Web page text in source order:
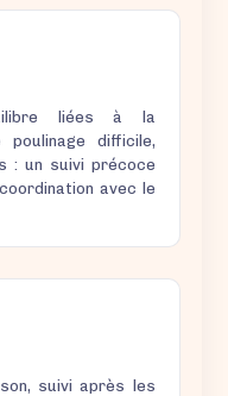
liées à la
difficile,
: un suivi précoce
avec le
suivi après les